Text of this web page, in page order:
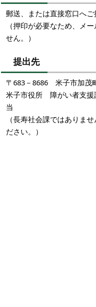
郵送、または直接窓口へご
（押印が必要なため、メ
せん。）
提出先
〒683－8686 米子市加茂
米子市役所 障がい者支
当
（長寿社会課ではありま
ださい。）